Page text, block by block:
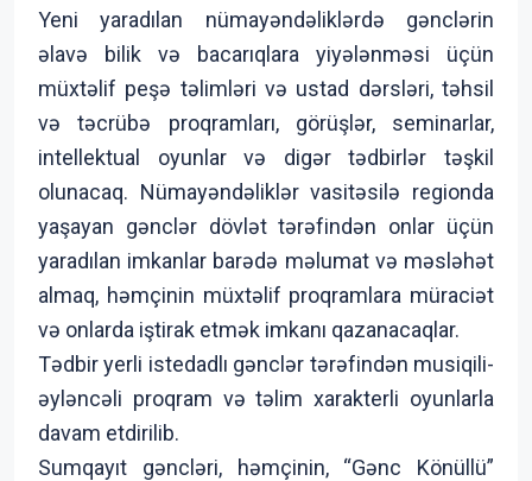
Yeni yaradılan nümayəndəliklərdə gənclərin
əlavə bilik və bacarıqlara yiyələnməsi üçün
müxtəlif peşə təlimləri və ustad dərsləri, təhsil
və təcrübə proqramları, görüşlər, seminarlar,
intellektual oyunlar və digər tədbirlər təşkil
olunacaq. Nümayəndəliklər vasitəsilə regionda
yaşayan gənclər dövlət tərəfindən onlar üçün
yaradılan imkanlar barədə məlumat və məsləhət
almaq, həmçinin müxtəlif proqramlara müraciət
və onlarda iştirak etmək imkanı qazanacaqlar.
Tədbir yerli istedadlı gənclər tərəfindən musiqili-
əyləncəli proqram və təlim xarakterli oyunlarla
davam etdirilib.
Sumqayıt gəncləri, həmçinin, “Gənc Könüllü”